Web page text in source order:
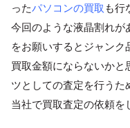
ったパソコンの買取 も行
今回のような液晶割れが
をお願いするとジャン
買取金額にならないか
ツとしての査定を行う
当社で買取査定の依頼を